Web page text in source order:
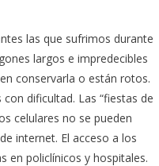
las que sufrimos durante
largos e impredecibles
conservarla o están rotos.
dificultad. Las “fiestas de
celulares no se pueden
internet. El acceso a los
en policlínicos y hospitales.